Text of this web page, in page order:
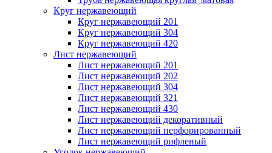
Круг нержавеющий
Круг нержавеющий 201
Круг нержавеющий 304
Круг нержавеющий 420
Лист нержавеющий
Лист нержавеющий 201
Лист нержавеющий 202
Лист нержавеющий 304
Лист нержавеющий 321
Лист нержавеющий 430
Лист нержавеющий декоративный
Лист нержавеющий перфорированный
Лист нержавеющий рифленый